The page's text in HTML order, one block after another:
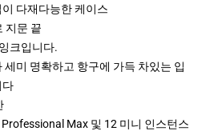
다재다능한 케이스
지문 끝
크입니다.
미 명확하고 항구에 가득 차있는 입
다
Max 및 12 미니 인스턴스